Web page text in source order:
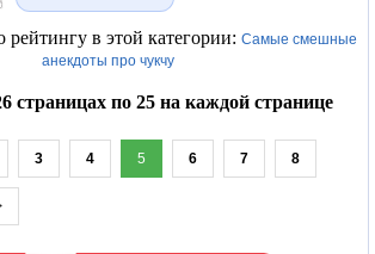
в этой категории: Самые смешные
анекдоты про чукчу
страницах по 25 на каждой странице
3 4 5 6 7 8